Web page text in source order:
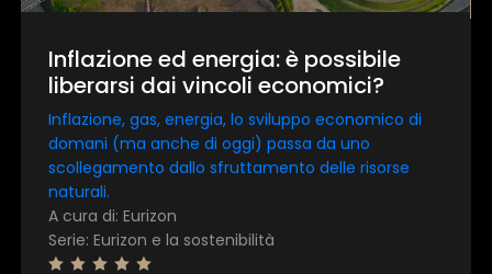
Inflazione ed energia: è possibile
liberarsi dai vincoli economici?
Inflazione, gas, energia, lo sviluppo economico di
domani (ma anche di oggi) passa da uno
scollegamento dallo sfruttamento delle risorse
naturali.
A cura di: Eurizon
Serie: Eurizon e la sostenibilità